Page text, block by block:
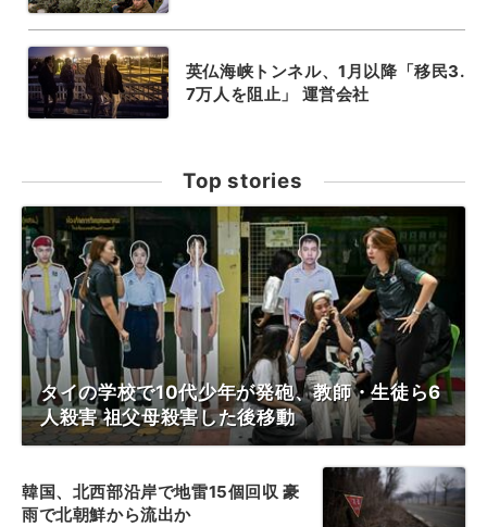
英仏海峡トンネル、1月以降「移民3.
7万人を阻止」 運営会社
Top stories
タイの学校で10代少年が発砲、教師・生徒ら6
人殺害 祖父母殺害した後移動
韓国、北西部沿岸で地雷15個回収 豪
雨で北朝鮮から流出か